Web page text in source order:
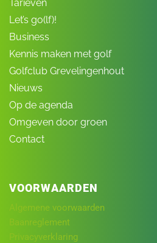
Tarieven
Let’s go(lf)!
Business
Kennis maken met golf
Golfclub Grevelingenhout
Nieuws
Op de agenda
Omgeven door groen
Contact
VOORWAARDEN
Algemene voorwaarden
Baanreglement
Privacyverklaring